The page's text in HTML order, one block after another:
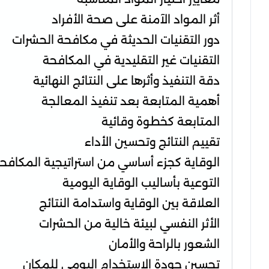
أثر المواد الآمنة على صحة الأفراد
دور التقنيات الحديثة في مكافحة الحشرات
التقنيات غير التقليدية في المكافحة
دقة التنفيذ وأثرها على النتائج النهائية
أهمية المتابعة بعد تنفيذ المعالجة
المتابعة كخطوة وقائية
تقييم النتائج وتحسين الأداء
الوقاية كجزء أساسي من استراتيجية
التوعية بأساليب الوقاية اليومية
العلاقة بين الوقاية واستدامة النتائج
الأثر النفسي لبيئة خالية من الحشرات
الشعور بالراحة والأمان
تحسين جودة الاستخدام اليومي للمكان